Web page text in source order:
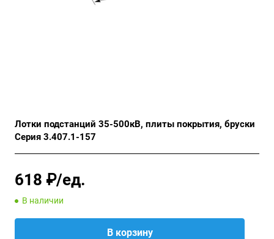
Лотки подстанций 35-500кВ, плиты покрытия, бруски
Серия 3.407.1-157
618 ₽/ед.
В наличии
В корзину